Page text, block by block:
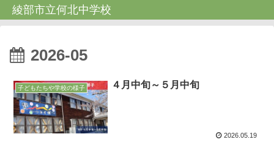
綾部市立何北中学校
2026-05
子どもたちや学校の様子 ４月中旬～５月中旬
2026.05.19